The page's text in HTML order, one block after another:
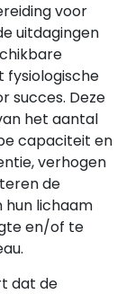
voor
uitdagingen
fysiologische
succes. Deze
het aantal
capaciteit en
verhogen
de
hun lichaam
en/of te
dat de